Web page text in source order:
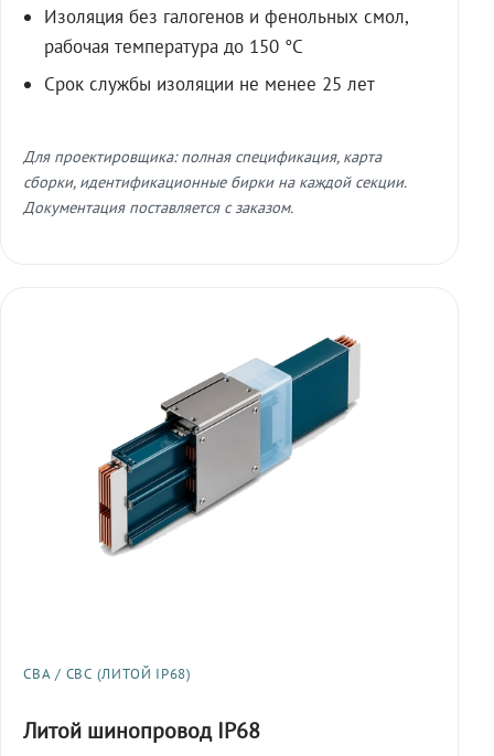
Изоляция без галогенов и фенольных смол,
рабочая температура до 150 °C
Срок службы изоляции не менее 25 лет
Для проектировщика: полная спецификация, карта
сборки, идентификационные бирки на каждой секции.
Документация поставляется с заказом.
СВА / СВС (ЛИТОЙ IP68)
Литой шинопровод IP68